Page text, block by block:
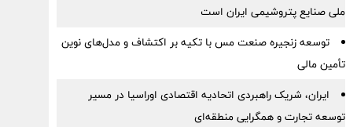
ملی صنایع پتروشیمی ایران است
توسعه زنجیره صنعت مس با تکیه بر اکتشاف و مدل‌های نوین
تأمین مالی
ایران، شریک راهبردی اتحادیه اقتصادی اوراسیا در مسیر
توسعه تجارت و همگرایی منطقه‌ای